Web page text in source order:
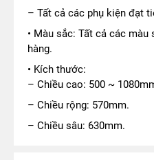
– Tất cả các phụ kiện đạt
• Màu sắc: Tất cả các
hàng.
• Kích thước:
– Chiều cao: 500 ~
– Chiều rộng: 570mm.
– Chiều sâu: 630mm.